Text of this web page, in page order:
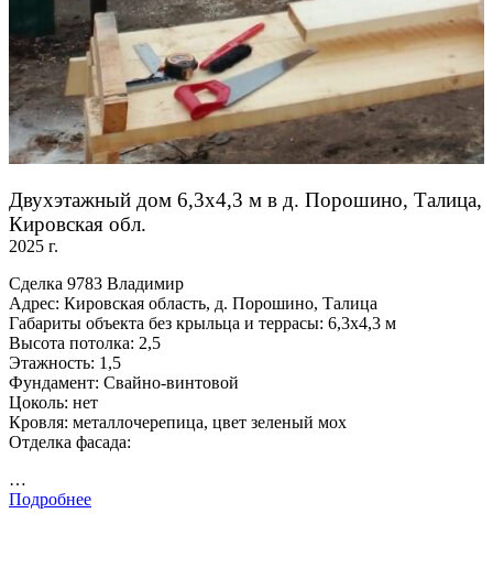
Двухэтажный дом 6,3х4,3 м в д. Порошино, Талица,
Кировская обл.
2025 г.
Сделка 9783 Владимир
Адрес: Кировская область, д. Порошино, Талица
Габариты объекта без крыльца и террасы: 6,3х4,3 м
Высота потолка: 2,5
Этажность: 1,5
Фундамент: Свайно-винтовой
Цоколь: нет
Кровля: металлочерепица, цвет зеленый мох
Отделка фасада:
…
Подробнее